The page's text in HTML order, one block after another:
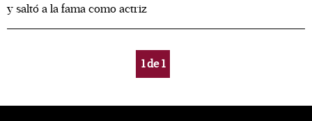
y saltó a la fama como actriz
1de1